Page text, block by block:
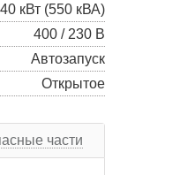
кВт (550 кВА)
400 / 230 В
Автозапуск
Открытое
части